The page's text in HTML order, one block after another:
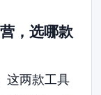
，选哪款
这两款工具